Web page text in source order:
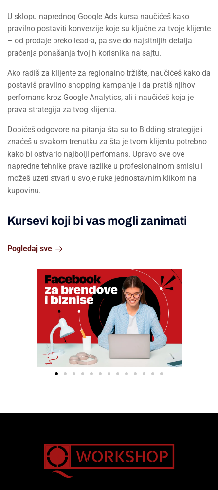
U sklopu naprednog Google Ads kursa naučićeš kako
pravilno postaviti konverzije koje su ključne za tvoje klijente
– od prodaje preko lead-a, pa sve do najsitnijih detalja
praćenja ponašanja tvojih korisnika na sajtu.
Ako radiš za klijente za regionalno tržište, naučićeš kako da
postaviš pravilno shopping kampanje i da pratiš njihov
perfomans kroz Google Analytics, ali i naučićeš koja je
prava strategija za tvog klijenta.
Dobićeš odgovore na pitanja šta su to Bidding strategije i
znaćeš u svakom trenutku za šta je tvom klijentu potrebno
kako bi ostvario najbolji perfomans. Upravo sve ove
napredne tehnike prave razlike u profesionalnom smislu i
možeš uzeti stvari u svoje ruke jednostavnim klikom na
kupovinu.
Kursevi koji bi vas mogli zanimati
Pogledaj sve